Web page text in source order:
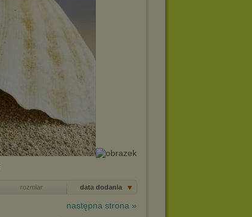
rozmiar data dodania
następna strona »